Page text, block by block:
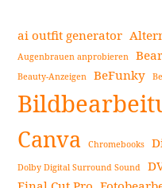
Selbst:
Einleitung
Raja
Yoga-
Lehren
weiterlesen
Seitenleiste
ai outfit generator
Augenbrauen anprobieren
Beauty-Anzeigen BeFunky
Canva Chromebooks
Dolby Digital Surround Sound